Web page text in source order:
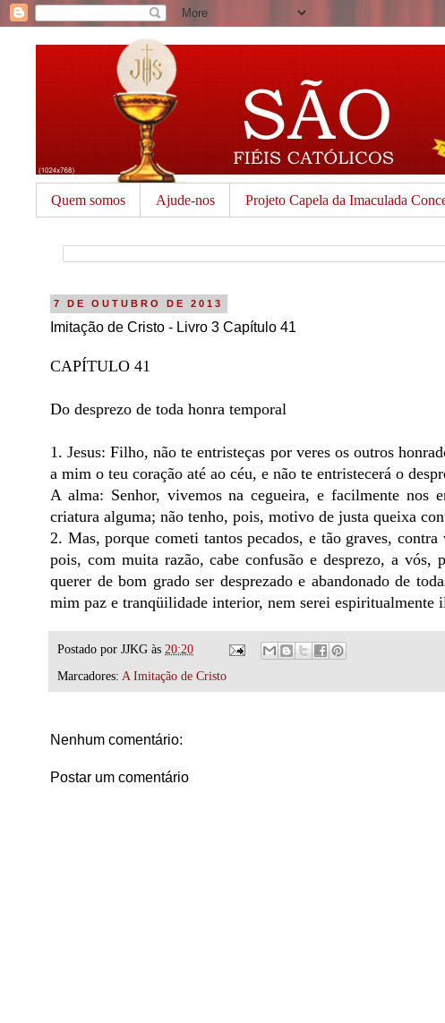
Quem somos Ajude-nos Projeto Capela da Imaculada
7 DE OUTUBRO DE 2013
Imitação de Cristo - Livro 3 Capítulo 41
CAPÍTULO 41
Do desprezo de toda honra temporal
1. Jesus: Filho, não te entristeças por veres os outros
a mim o teu coração até ao céu, e não te entristecerá o
A alma: Senhor, vivemos na cegueira, e facilmente nos
criatura alguma; não tenho, pois, motivo de justa queixa
2. Mas, porque cometi tantos pecados, e tão graves,
pois, com muita razão, cabe confusão e desprezo, a
querer de bom grado ser desprezado e abandonado de
mim paz e tranqüilidade interior, nem serei espiritualmente
Postado por JJKG às 20:20
Marcadores: A Imitação de Cristo
Nenhum comentário:
Postar um comentário